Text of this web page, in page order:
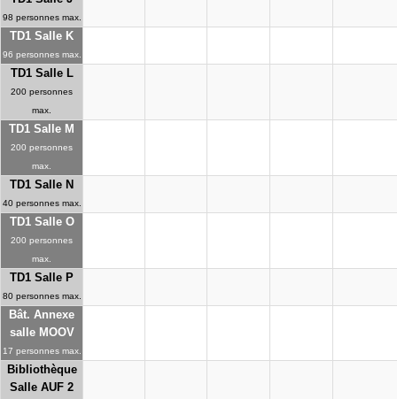
98 personnes max.
TD1 Salle K
96 personnes max.
TD1 Salle L
200 personnes
max.
TD1 Salle M
200 personnes
max.
TD1 Salle N
40 personnes max.
TD1 Salle O
200 personnes
max.
TD1 Salle P
80 personnes max.
Bât. Annexe
salle MOOV
17 personnes max.
Bibliothèque
Salle AUF 2